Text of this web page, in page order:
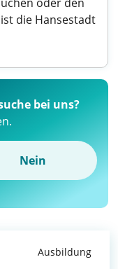
die Hansestadt
bei uns?
Nein
Ausbildung